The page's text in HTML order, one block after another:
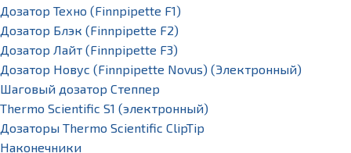
Дозатор Техно (Finnpipette F1)
Дозатор Блэк (Finnpipette F2)
Дозатор Лайт (Finnpipette F3)
Дозатор Новус (Finnpipette Novus) (Электронный)
Шаговый дозатор Степпер
Thermo Scientific S1 (электронный)
Дозаторы Thermo Scientific ClipTip
Наконечники